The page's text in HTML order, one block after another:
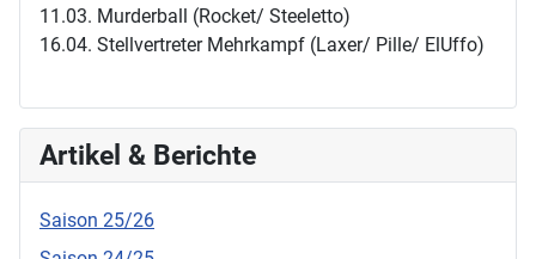
11.03. Murderball (Rocket/ Steeletto)
16.04. Stellvertreter Mehrkampf (Laxer/ Pille/ ElUffo)
Artikel & Berichte
Saison 25/26